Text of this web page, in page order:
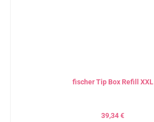
fischer Tip Box Refill XXL
Regulärer Preis:
39,34 €